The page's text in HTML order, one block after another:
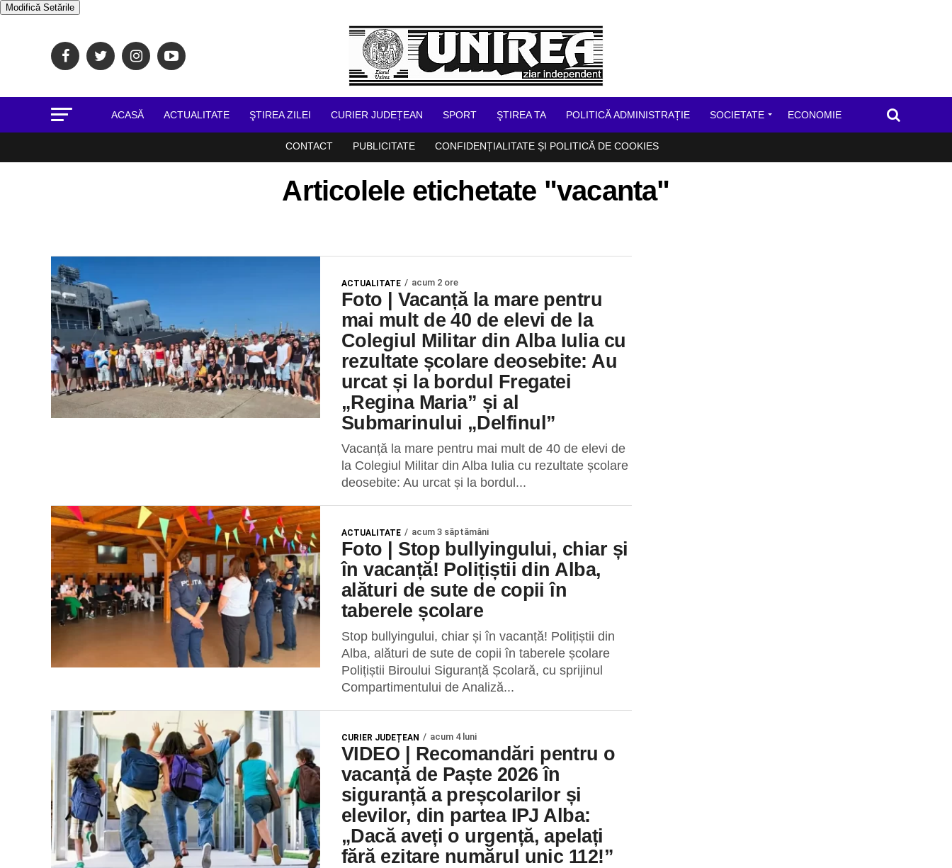
Modifică Setările
ACASĂ ACTUALITATE ŞTIREA ZILEI CURIER JUDEȚEAN SPORT ŞTIREA TA POLITICĂ ADMINISTRAȚIE SOCIETATE ECONOMIE
CONTACT PUBLICITATE CONFIDENȚIALITATE ȘI POLITICĂ DE COOKIES
Articolele etichetate "vacanta"
ACTUALITATE acum 2 ore
Foto | Vacanță la mare pentru
mai mult de 40 de elevi de la
Colegiul Militar din Alba Iulia cu
rezultate școlare deosebite: Au
urcat și la bordul Fregatei
„Regina Maria” și al
Submarinului „Delfinul”
Vacanță la mare pentru mai mult de 40 de elevi de
la Colegiul Militar din Alba Iulia cu rezultate școlare
deosebite: Au urcat și la bordul...
ACTUALITATE acum 3 săptămâni
Foto | Stop bullyingului, chiar și
în vacanță! Polițiștii din Alba,
alături de sute de copii în
taberele școlare
Stop bullyingului, chiar și în vacanță! Polițiștii din
Alba, alături de sute de copii în taberele școlare
Polițiștii Biroului Siguranță Școlară, cu sprijinul
Compartimentului de Analiză...
CURIER JUDEȚEAN acum 4 luni
VIDEO | Recomandări pentru o
vacanță de Paște 2026 în
siguranță a preșcolarilor și
elevilor, din partea IPJ Alba:
„Dacă aveți o urgență, apelați
fără ezitare numărul unic 112!”